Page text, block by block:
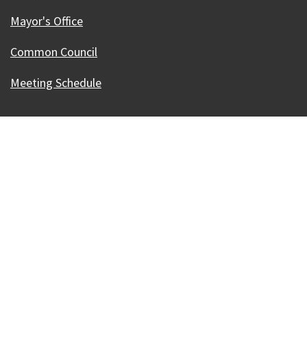
Mayor's Office
Common Council
Meeting Schedule